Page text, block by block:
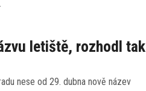
letiště, rozhodl tak
nese od 29. dubna nově název